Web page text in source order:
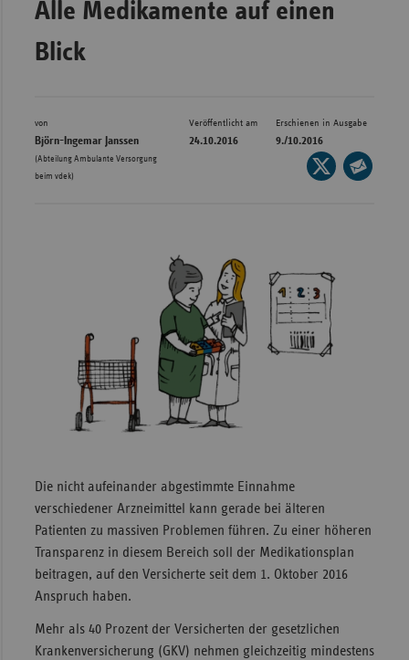
Hessen
Alle Medikamente auf einen
Blick
von
Björn-Ingemar Janssen
(Abteilung Ambulante Versorgung
beim vdek)
Veröffentlicht am
24.10.2016
Erschienen in Ausgabe
9./10.2016
Seite
auf
Die nicht aufeinander abgestimmte Einnahme
verschiedener Arzneimittel kann gerade bei älteren
Patienten zu massiven Problemen führen. Zu einer höheren
Transparenz in diesem Bereich soll der Medikationsplan
beitragen, auf den Versicherte seit dem 1. Oktober 2016
Anspruch haben.
Mehr als 40 Prozent der Versicherten der gesetzlichen
Krankenversicherung (GKV) nehmen gleichzeitig mindestens